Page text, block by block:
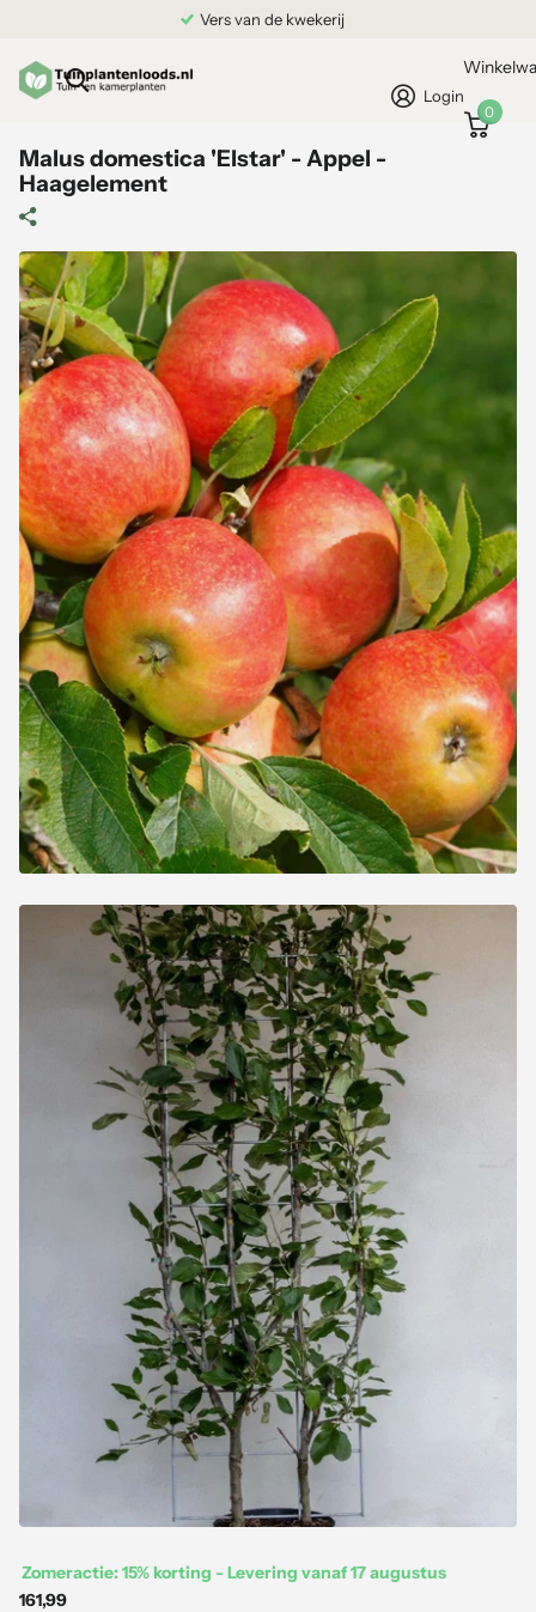
Vers van de kwekerij
Login
0
Malus domestica 'Elstar' - Appel -
Haagelement
Zomeractie: 15% korting - Levering vanaf 17 augustus
161,99